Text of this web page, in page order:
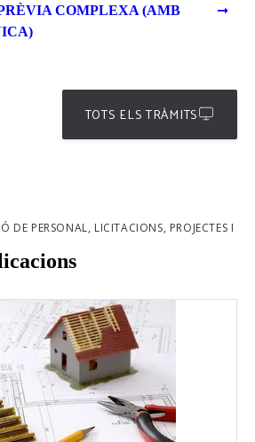
COMPLEXA (AMB
TOTS ELS TRÀMITS
DE PERSONAL, LICITACIONS, PROJECTES I